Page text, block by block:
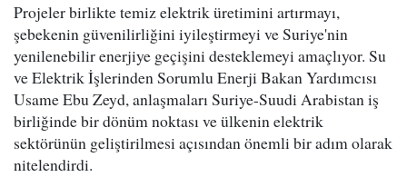
Projeler birlikte temiz elektrik üretimini artırmayı,
şebekenin güvenilirliğini iyileştirmeyi ve Suriye'nin
yenilenebilir enerjiye geçişini desteklemeyi amaçlıyor. Su
ve Elektrik İşlerinden Sorumlu Enerji Bakan Yardımcısı
Usame Ebu Zeyd, anlaşmaları Suriye-Suudi Arabistan iş
birliğinde bir dönüm noktası ve ülkenin elektrik
sektörünün geliştirilmesi açısından önemli bir adım olarak
nitelendirdi.